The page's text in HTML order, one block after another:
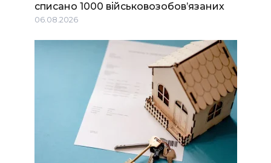
списано 1000 військовозобов’язаних
06.08.2026